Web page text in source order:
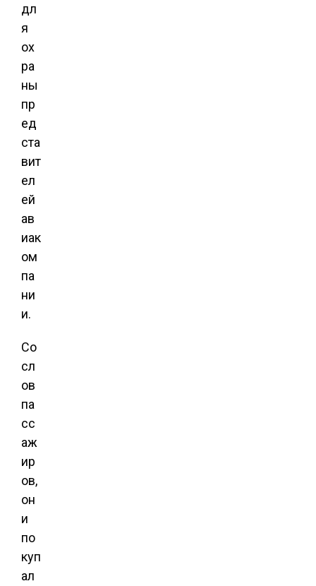
дл
я
ох
ра
ны
пр
ед
ста
вит
ел
ей
ав
иак
ом
па
ни
и.
Со
сл
ов
па
сс
аж
ир
ов,
он
и
по
куп
ал